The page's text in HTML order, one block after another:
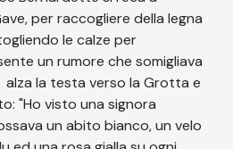
per raccogliere della legna
le calze per
un rumore che somigliava
la testa verso la Grotta e
"Ho visto una signora
un abito bianco, un velo